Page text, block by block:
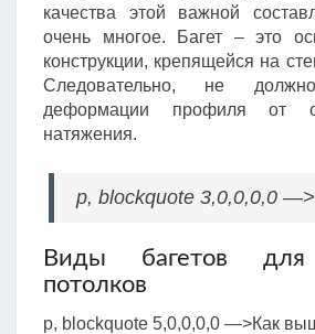
качества этой важной
очень многое. Багет – это
конструкции, крепящейся на
Следовательно, не
деформации профиля от
натяжения.
p, blockquote 3,0,0,0,0 —>
Виды багетов для
потолков
p, blockquote 5,0,0,0,0 —>Как